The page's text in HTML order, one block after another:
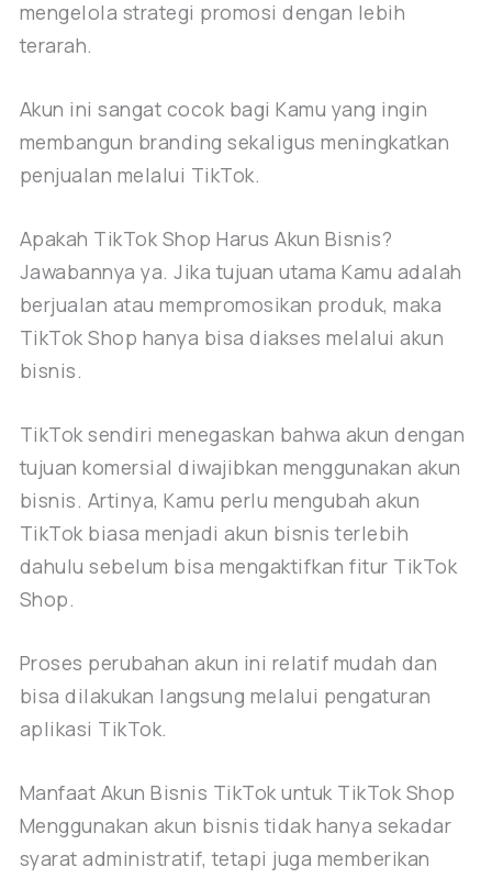
mengelola strategi promosi dengan lebih
terarah.
Akun ini sangat cocok bagi Kamu yang ingin
membangun branding sekaligus meningkatkan
penjualan melalui TikTok.
Apakah TikTok Shop Harus Akun Bisnis?
Jawabannya ya. Jika tujuan utama Kamu adalah
berjualan atau mempromosikan produk, maka
TikTok Shop hanya bisa diakses melalui akun
bisnis.
TikTok sendiri menegaskan bahwa akun dengan
tujuan komersial diwajibkan menggunakan akun
bisnis. Artinya, Kamu perlu mengubah akun
TikTok biasa menjadi akun bisnis terlebih
dahulu sebelum bisa mengaktifkan fitur TikTok
Shop.
Proses perubahan akun ini relatif mudah dan
bisa dilakukan langsung melalui pengaturan
aplikasi TikTok.
Manfaat Akun Bisnis TikTok untuk TikTok Shop
Menggunakan akun bisnis tidak hanya sekadar
syarat administratif, tetapi juga memberikan